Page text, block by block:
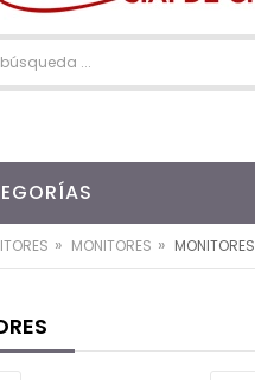
» MONITORES » MONITORES